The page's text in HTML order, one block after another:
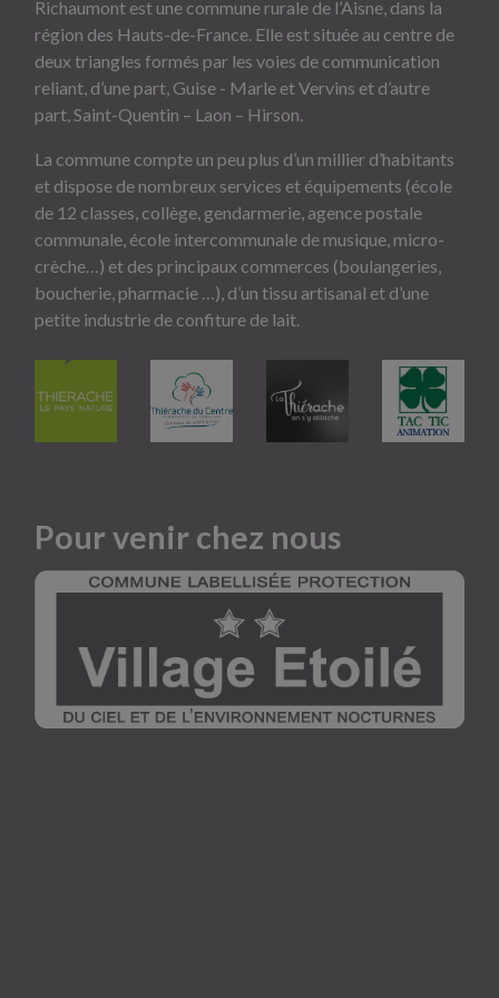
Richaumont est une commune rurale de l’Aisne, dans la
région des Hauts-de-France. Elle est située au centre de
deux triangles formés par les voies de communication
reliant, d’une part, Guise - Marle et Vervins et d’autre
part, Saint-Quentin – Laon – Hirson.
La commune compte un peu plus d’un millier d’habitants
et dispose de nombreux services et équipements (école
de 12 classes, collège, gendarmerie, agence postale
communale, école intercommunale de musique, micro-
crèche…) et des principaux commerces (boulangeries,
boucherie, pharmacie …), d’un tissu artisanal et d’une
petite industrie de confiture de lait.
Pour venir chez nous